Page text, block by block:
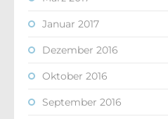
Januar 2017
Dezember 2016
Oktober 2016
September 2016